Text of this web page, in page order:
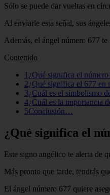
Sólo se puede dar vueltas en
Al enviarle esta señal, sus
Además, el ángel número 677
Contenido
1¿Qué significa el
2¿Qué significa el 677 en
3¿Cuál es el simbolismo
4¿Cuál es la importancia
5Conclusión…
¿Qué significa el
Este signo angélico te alerta de
Más pronto que tarde, tendrás
El ángel número 677 quiere